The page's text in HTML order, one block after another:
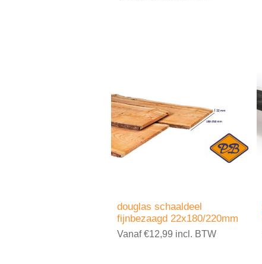
douglas schaaldeel
fijnbezaagd 22x180/220mm
Vanaf €12,99 incl. BTW